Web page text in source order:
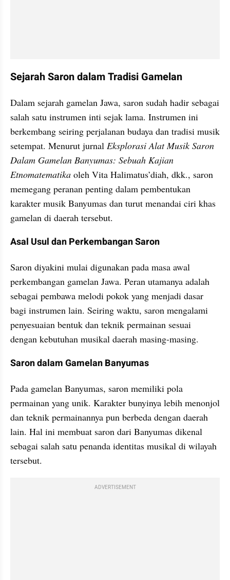
Sejarah Saron dalam Tradisi Gamelan
Dalam sejarah gamelan Jawa, saron sudah hadir sebagai
salah satu instrumen inti sejak lama. Instrumen ini
berkembang seiring perjalanan budaya dan tradisi musik
setempat. Menurut jurnal Eksplorasi Alat Musik Saron
Dalam Gamelan Banyumas: Sebuah Kajian
Etnomatematika oleh Vita Halimatus’diah, dkk., saron
memegang peranan penting dalam pembentukan
karakter musik Banyumas dan turut menandai ciri khas
gamelan di daerah tersebut.
Asal Usul dan Perkembangan Saron
Saron diyakini mulai digunakan pada masa awal
perkembangan gamelan Jawa. Peran utamanya adalah
sebagai pembawa melodi pokok yang menjadi dasar
bagi instrumen lain. Seiring waktu, saron mengalami
penyesuaian bentuk dan teknik permainan sesuai
dengan kebutuhan musikal daerah masing-masing.
Saron dalam Gamelan Banyumas
Pada gamelan Banyumas, saron memiliki pola
permainan yang unik. Karakter bunyinya lebih menonjol
dan teknik permainannya pun berbeda dengan daerah
lain. Hal ini membuat saron dari Banyumas dikenal
sebagai salah satu penanda identitas musikal di wilayah
tersebut.
ADVERTISEMENT